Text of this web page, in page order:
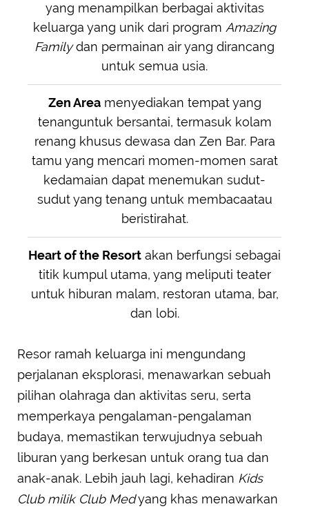
yang menampilkan berbagai aktivitas
keluarga yang unik dari program Amazing
Familydan permainan air yang dirancang
untuk semua usia.
Zen Areamenyediakan tempat yang
tenanguntuk bersantai, termasuk kolam
renang khusus dewasa dan Zen Bar. Para
tamu yang mencari momen-momen sarat
kedamaian dapat menemukan sudut-
sudut yang tenang untuk membacaatau
beristirahat.
Heart of the Resort akan berfungsi sebagai
titik kumpul utama, yang meliputi teater
untuk hiburan malam, restoran utama, bar,
dan lobi.
Resor ramah keluarga ini mengundang
perjalanan eksplorasi, menawarkan sebuah
pilihan olahraga dan aktivitas seru, serta
memperkaya pengalaman-pengalaman
budaya, memastikan terwujudnya sebuah
liburan yang berkesan untuk orang tua dan
anak-anak. Lebih jauh lagi, kehadiran Kids
Club milik Club Medyang khas menawarkan